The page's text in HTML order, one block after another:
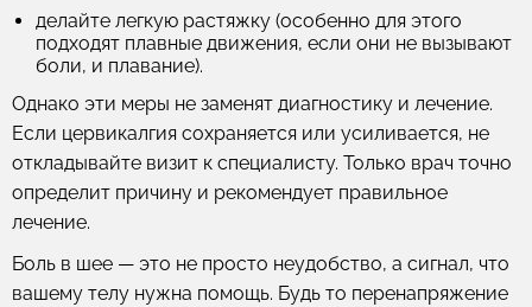
делайте легкую растяжку (особенно для этого
подходят плавные движения, если они не вызывают
боли, и плавание).
Однако эти меры не заменят диагностику и лечение.
Если цервикалгия сохраняется или усиливается, не
откладывайте визит к специалисту. Только врач точно
определит причину и рекомендует правильное
лечение.
Боль в шее — это не просто неудобство, а сигнал, что
вашему телу нужна помощь. Будь то перенапряжение